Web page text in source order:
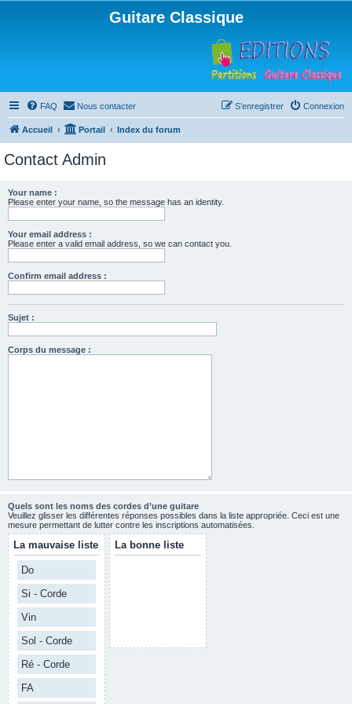
Guitare Classique
FAQ Nous contacter Connexion
S’enregistrer
Accueil Portail Index du forum
Contact Admin
Your name :
Please enter your name, so the message has an identity.
Your email address :
Please enter a valid email address, so we can contact you.
Confirm email address :
Sujet :
Corps du message :
Quels sont les noms des cordes d’une guitare
Veuillez glisser les différentes réponses possibles dans la liste appropriée. Ceci est une
mesure permettant de lutter contre les inscriptions automatisées.
La mauvaise liste
Do
Si - Corde
Vin
Sol - Corde
Ré - Corde
FA
La bonne liste